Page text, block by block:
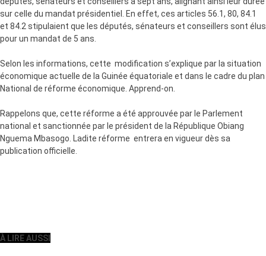
sur celle du mandat présidentiel. En effet, ces articles 56.1, 80, 84.1
et 84.2 stipulaient que les députés, sénateurs et conseillers sont élus
pour un mandat de 5 ans.
Selon les informations, cette modification s’explique par la situation
économique actuelle de la Guinée équatoriale et dans le cadre du plan
National de réforme économique. Apprend-on.
Rappelons que, cette réforme a été approuvée par le Parlement
national et sanctionnée par le président de la République Obiang
Nguema Mbasogo. Ladite réforme entrera en vigueur dès sa
publication officielle.
À LIRE AUSSI